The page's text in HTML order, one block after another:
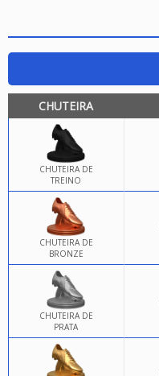
CHUTEIRA
CHUTEIRA DE
TREINO
CHUTEIRA DE
BRONZE
CHUTEIRA DE
PRATA